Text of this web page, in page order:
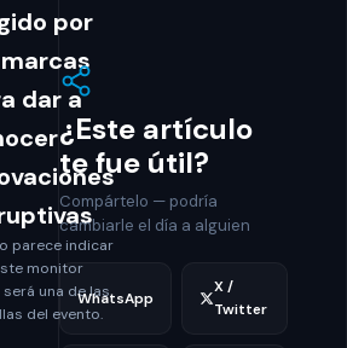
por
dar a
parece indicar
monitor
será una de las
del evento.
¿Este artículo
te fue útil?
Compártelo — podría
cambiarle el día a alguien
WhatsApp
X /
Twitter